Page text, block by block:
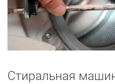
Стиральная